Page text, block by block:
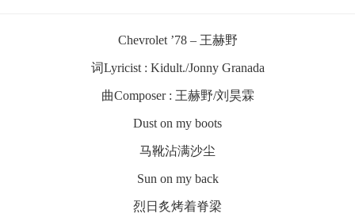
Chevrolet ’78 – 王赫野
词Lyricist : Kidult./Jonny Granada
曲Composer : 王赫野/刘昊霖
Dust on my boots
马靴沾满沙尘
Sun on my back
烈日炙烤着脊梁